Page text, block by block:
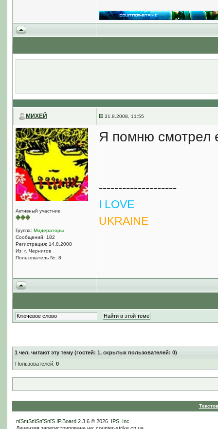
МИХЕЙ 31.8.2008, 11:55
Активный участник
Группа: Модераторы
Сообщений: 182
Регистрация: 14.8.2008
Из: г. Чернигов
Пользователь №: 8
Я помню смотрел
--------------------
I LOVE
UKRAINE
1 чел. читают эту тему (гостей: 1, скрытых пользователей: 0)
Пользователей: 0
пїЅпїЅпїЅпїЅпїЅ IP.Board2.3.6 © 2026 IPS, Inc